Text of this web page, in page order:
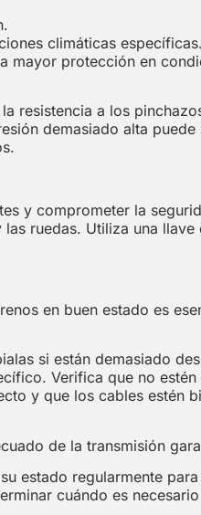
climáticas
mayor protección en
resistencia a los
demasiado alta
y comprometer la
ruedas. Utiliza una
en buen estado es
si están demasiado
Verifica que no
y que los cables estén
de la transmisión
estado regularmente
cuándo es